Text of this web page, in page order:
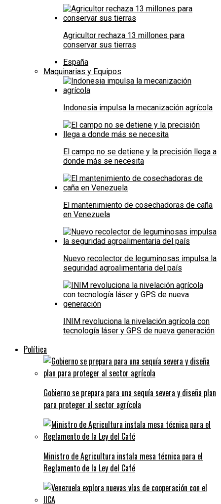
Agricultor rechaza 13 millones para
conservar sus tierras
España
Maquinarias y Equipos
Indonesia impulsa la mecanización agrícola
El campo no se detiene y la precisión llega a
donde más se necesita
El mantenimiento de cosechadoras de caña
en Venezuela
Nuevo recolector de leguminosas impulsa la
seguridad agroalimentaria del país
INIM revoluciona la nivelación agrícola con
tecnología láser y GPS de nueva generación
Política
Gobierno se prepara para una sequía severa y diseña plan
para proteger al sector agrícola
Ministro de Agricultura instala mesa técnica para el
Reglamento de la Ley del Café